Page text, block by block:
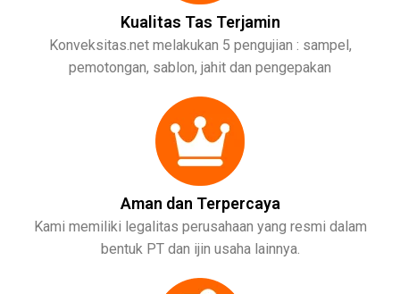
Kualitas Tas Terjamin
Konveksitas.net melakukan 5 pengujian : sampel,
pemotongan, sablon, jahit dan pengepakan
Aman dan Terpercaya
Kami memiliki legalitas perusahaan yang resmi dalam
bentuk PT dan ijin usaha lainnya.